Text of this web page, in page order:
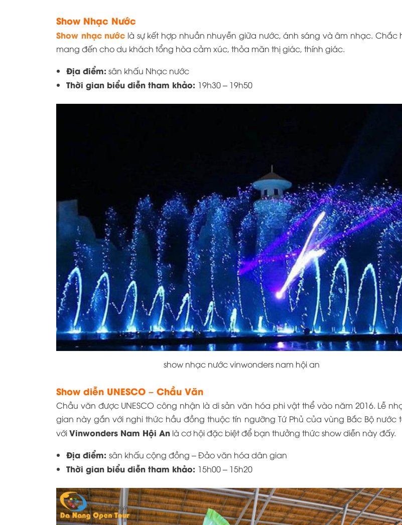
Show Nhạc Nước
Show nhạc nước là sự kết hợp nhuần nhuyễn giữa nước, ánh sáng và âm nhạc. Chắc
mang đến cho du khách tổng hòa cảm xúc, thỏa mãn thị giác, thính giác.
Địa điểm: sân khấu Nhạc nước
Thời gian biểu diễn tham khảo: 19h30 – 19h50
show nhạc nước vinwonders nam hội an
Show diễn UNESCO – Chầu Văn
Chầu văn được UNESCO công nhận là di sản văn hóa phi vật thể vào năm 2016. Lễ
gian này gắn với nghi thức hầu đồng thuộc tín ngưỡng Tứ Phủ của vùng Bắc Bộ nước
vớiVinwonders Nam Hội An là cơ hội đặc biệt để bạn thưởng thức show diễn này đấy.
Địa điểm: sân khấu cộng đồng – Đảo văn hóa dân gian
Thời gian biểu diễn tham khảo: 15h00 – 15h20